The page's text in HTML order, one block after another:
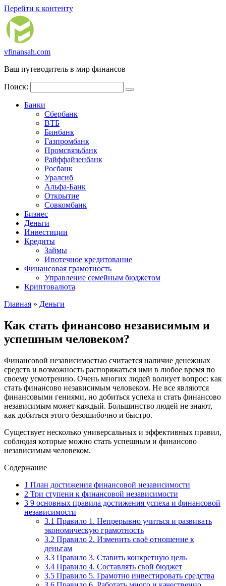
Перейти к контенту
vfinansah.com
Ваш путеводитель в мир финансов
Поиск:
Банки
Сбербанк
ВТБ
Бинбанк
Газпромбанк
Промсвязьбанк
Райффайзенбанк
Росбанк
Уралсиб
Альфа-Банк
Открытие
Совкомбанк
Бизнес
Деньги
Инвестиции
Кредиты
Займы
Ипотечное кредитование
Финансовая грамотность
Управление семейным бюджетом
Криптовалюта
Главная » Деньги
Как стать финансово независимым и
успешным человеком?
Финансовой независимостью считается наличие денежных
средств и возможность распоряжаться ими в любое время по
своему усмотрению. Очень многих людей волнует вопрос: как
стать финансово независимым человеком. Не все являются
финансовыми гениями, но добиться успеха и стать финансово
независимым может каждый. Большинство людей не знают,
как добиться этого безошибочно и быстро.
Существует несколько универсальных и эффективных правил,
соблюдая которые можно стать успешным и финансово
независимым человеком.
Содержание
1 План достижения финансовой независимости
2 Три ступени к финансовой независимости
3 9 основных правила достижения успеха и финансовой
независимости
3.1 Правило 1. Непрерывно учиться и развивать
экономическую грамотность
3.2 Правило 2. Изменить своё отношение к
деньгам
3.3 Правило 3. Ставить конкретную цель
3.4 Правило 4. Составлять свой бюджет
3.5 Правило 5. Грамотно инвестировать средства